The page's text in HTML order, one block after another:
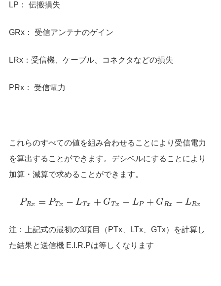
LP： 伝搬損失
GRx： 受信アンテナのゲイン
LRx：受信機、ケーブル、コネクタなどの損失
PRx： 受信電力
これらのすべての値を組み合わせることにより受信電力
を算出することができます。デシベルにすることにより
加算・減算で求めることができます。
PRx = PT x − LT x + GT x − LP + GRx − LRx
注：上記式の最初の3項目（PTx、LTx、GTx）を計算し
た結果と送信機 E.I.R.Pは等しくなります